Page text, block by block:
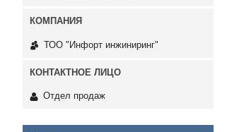
ТОО "Инфорт инжиниринг"
Отдел продаж